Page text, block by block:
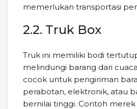
memerlukan transportasi
2.2. Truk Box
Truk ini memiliki bodi
melindungi barang dari
cocok untuk pengiriman
perabotan, elektronik, atau
bernilai tinggi. Contoh